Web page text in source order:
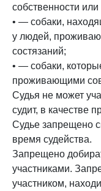
собственности
• — собаки,
у людей,
состязаний;
• — собаки,
проживающими
Судья не может
судит, в качестве
Судье запрещено
время судейства.
Запрещено
участниками.
участником,